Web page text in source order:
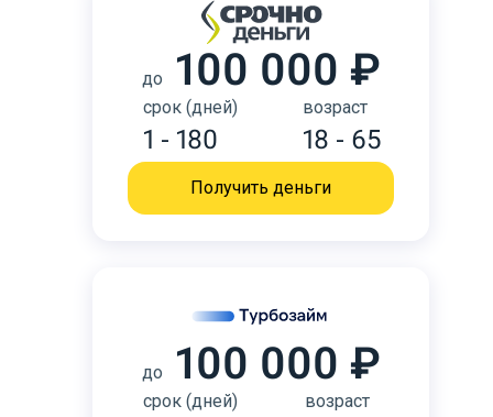
до 100 000 ₽
срок (дней)
1 - 180
возраст
18 - 65
Получить деньги
до 100 000 ₽
срок (дней) возраст